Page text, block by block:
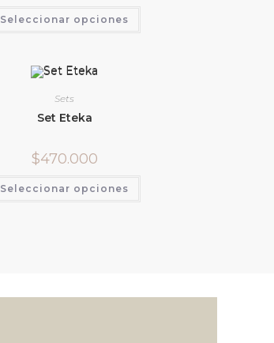
Seleccionar opciones
Sets
Set Eteka
$470.000
Seleccionar opciones